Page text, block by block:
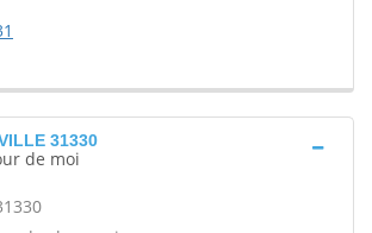
31330
de moi